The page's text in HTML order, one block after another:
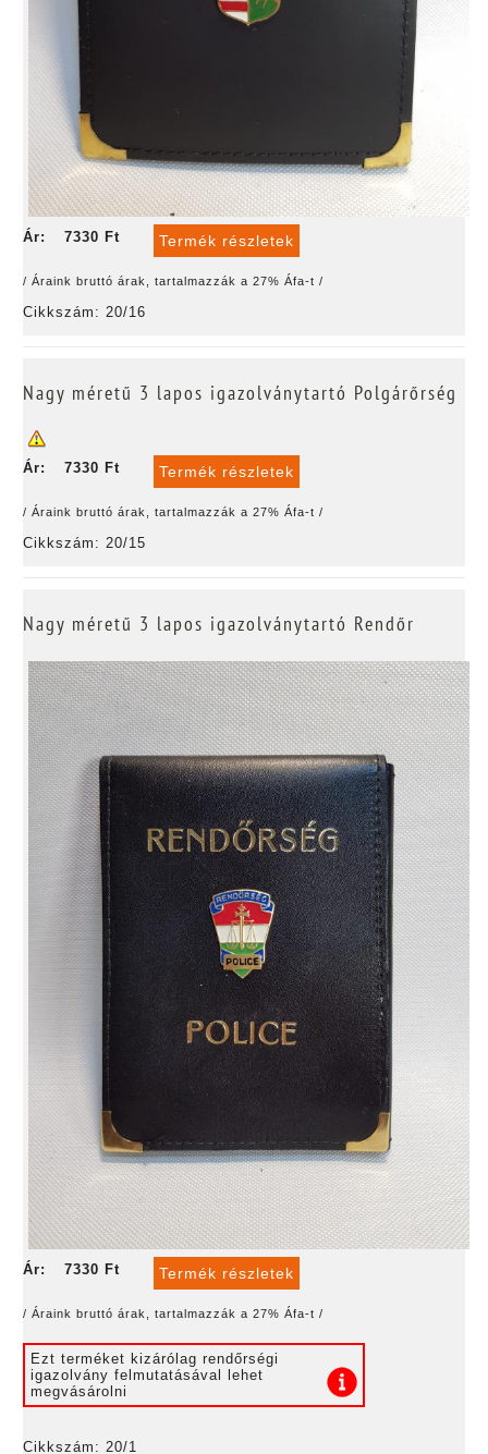
Ár: 7330 Ft Termék részletek
/ Áraink bruttó árak, tartalmazzák a 27% Áfa-t /
Cikkszám: 20/16
Nagy méretű 3 lapos igazolványtartó Polgárőrség
Ár: 7330 Ft Termék részletek
/ Áraink bruttó árak, tartalmazzák a 27% Áfa-t /
Cikkszám: 20/15
Nagy méretű 3 lapos igazolványtartó Rendőr
Ár: 7330 Ft Termék részletek
/ Áraink bruttó árak, tartalmazzák a 27% Áfa-t /
Ezt terméket kizárólag rendőrségi
igazolvány felmutatásával lehet
megvásárolni
Cikkszám: 20/1